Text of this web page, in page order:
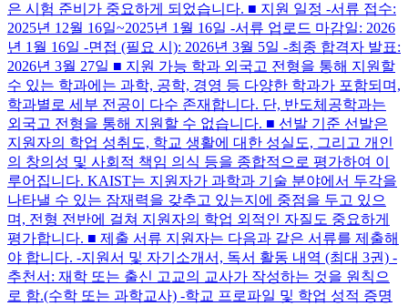
은 시험 준비가 중요하게 되었습니다. ■ 지원 일정 -서류 접수:
2025년 12월 16일~2025년 1월 16일 -서류 업로드 마감일: 2026
년 1월 16일 -면접 (필요 시): 2026년 3월 5일 -최종 합격자 발표:
2026년 3월 27일 ■ 지원 가능 학과 외국고 전형을 통해 지원할
수 있는 학과에는 과학, 공학, 경영 등 다양한 학과가 포함되며,
학과별로 세부 전공이 다수 존재합니다. 단, 반도체공학과는
외국고 전형을 통해 지원할 수 없습니다. ■ 선발 기준 선발은
지원자의 학업 성취도, 학교 생활에 대한 성실도, 그리고 개인
의 창의성 및 사회적 책임 의식 등을 종합적으로 평가하여 이
루어집니다. KAIST는 지원자가 과학과 기술 분야에서 두각을
나타낼 수 있는 잠재력을 갖추고 있는지에 중점을 두고 있으
며, 전형 전반에 걸쳐 지원자의 학업 외적인 자질도 중요하게
평가합니다. ■ 제출 서류 지원자는 다음과 같은 서류를 제출해
야 합니다. -지원서 및 자기소개서, 독서 활동 내역 (최대 3권) -
추천서: 재학 또는 출신 고교의 교사가 작성하는 것을 원칙으
로 함.(수학 또는 과학교사) -학교 프로파일 및 학업 성적 증명